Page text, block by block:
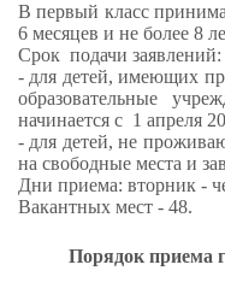
В первый класс
6 месяцев и не более 8
Срок подачи заявлений:
- для детей, имеющих
образовательные
начинается с 1 апреля
- для детей, не
на свободные места и
Дни приема: вторник -
Вакантных мест - 48.
Порядок приема